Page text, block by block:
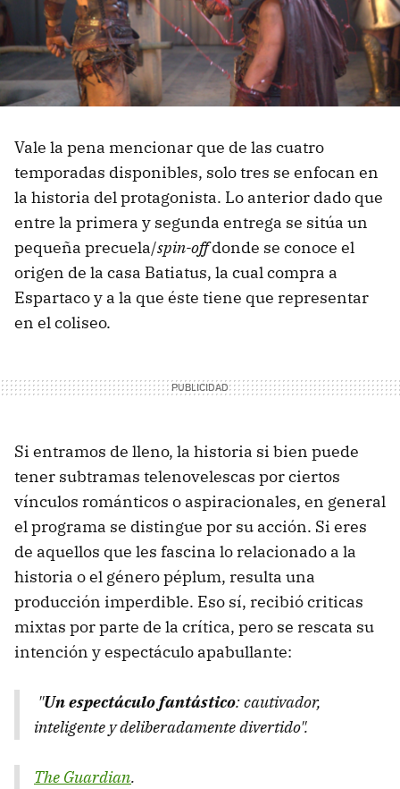
Vale la pena mencionar que de las cuatro
temporadas disponibles, solo tres se enfocan en
la historia del protagonista. Lo anterior dado que
entre la primera y segunda entrega se sitúa un
pequeña precuela/spin-offdonde se conoce el
origen de la casa Batiatus, la cual compra a
Espartaco y a la que éste tiene que representar
en el coliseo.
Si entramos de lleno, la historia si bien puede
tener subtramas telenovelescas por ciertos
vínculos románticos o aspiracionales, en general
el programa se distingue por su acción. Si eres
de aquellos que les fascina lo relacionado a la
historia o el género péplum, resulta una
producción imperdible. Eso sí, recibió criticas
mixtas por parte de la crítica, pero se rescata su
intención y espectáculo apabullante:
"Unespectáculo fantástico: cautivador,
inteligente y deliberadamente divertido".
The Guardian.